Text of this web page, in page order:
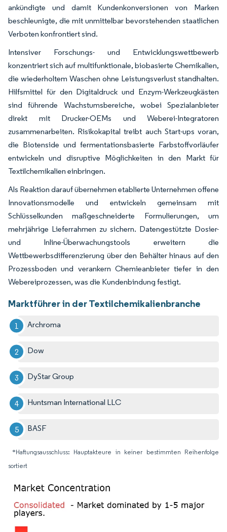
ankündigte und damit Kundenkonversionen von Marken
beschleunigte, die mit unmittelbar bevorstehenden staatlichen
Verboten konfrontiert sind.
Intensiver Forschungs- und Entwicklungswettbewerb
konzentriert sich auf multifunktionale, biobasierte Chemikalien,
die wiederholtem Waschen ohne Leistungsverlust standhalten.
Hilfsmittel für den Digitaldruck und Enzym-Werkzeugkästen
sind führende Wachstumsbereiche, wobei Spezialanbieter
direkt mit Drucker-OEMs und Weberei-Integratoren
zusammenarbeiten. Risikokapital treibt auch Start-ups voran,
die Biotenside und fermentationsbasierte Farbstoffvorläufer
entwickeln und disruptive Möglichkeiten in den Markt für
Textilchemikalien einbringen.
Als Reaktion darauf übernehmen etablierte Unternehmen offene
Innovationsmodelle und entwickeln gemeinsam mit
Schlüsselkunden maßgeschneiderte Formulierungen, um
mehrjährige Lieferrahmen zu sichern. Datengestützte Dosier-
und Inline-Überwachungstools erweitern die
Wettbewerbsdifferenzierung über den Behälter hinaus auf den
Prozessboden und verankern Chemieanbieter tiefer in den
Webereiprozessen, was die Kundenbindung festigt.
Marktführer in der Textilchemikalienbranche
Archroma
Dow
DyStar Group
Huntsman International LLC
BASF
*Haftungsausschluss: Hauptakteure in keiner bestimmten Reihenfolge
sortiert